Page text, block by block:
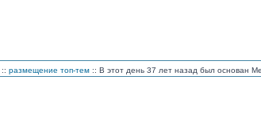
:: размещение топ-тем :: В этот день 37 лет назад был основан